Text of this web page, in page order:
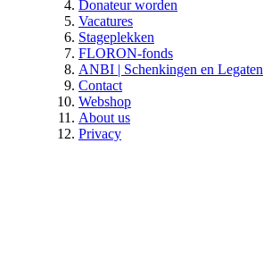
Donateur worden
Vacatures
Stageplekken
FLORON-fonds
ANBI | Schenkingen en Legaten
Contact
Webshop
About us
Privacy